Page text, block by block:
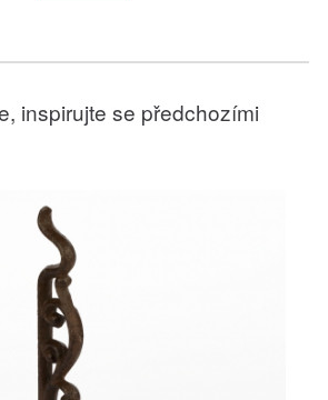
inspirujte se předchozími